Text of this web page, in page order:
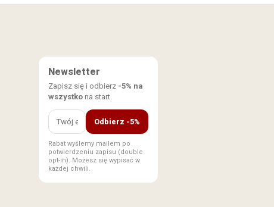
Newsletter
Zapisz się i odbierz -5% na
wszystkona start.
Odbierz -5%
Rabat wyślemy mailem po
potwierdzeniu zapisu (double
opt-in). Możesz się wypisać w
każdej chwili.